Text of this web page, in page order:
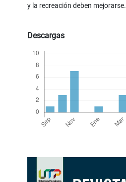
y la recreación deben mejorarse.
Descargas